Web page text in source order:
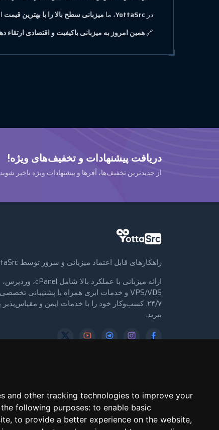
and other tracking technologies to improve your
following purposes: to enable basic
, to provide a better experience on the website,
در YottaSrc، ما میزبانی سطح بالا را با بهترین قیمت
🔗همین امروز به میزبانی باکیفیت و اقتصادی
دریافت پیشنهادات و تخفیف‌های ویژه!
از جدیدترین تخفیف‌ها، آفرها و پیشنهادات ویژه باخبر
راهکارهای قابل اعتماد میزبانی و سرور توسط YottaSrc
ارائه میزبانی با عملکرد بالا شامل cPanel، وردپرس،
VPS/VDS و خدمات ابری همراه با پشتیبانی تخصصی
۲۴/۷. کسب‌وکار خود را با خدمات ایمن و
ببرید.